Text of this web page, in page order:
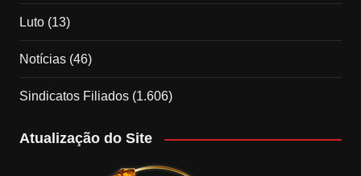
Luto(13)
Notícias(46)
Sindicatos Filiados(1.606)
Atualização do Site